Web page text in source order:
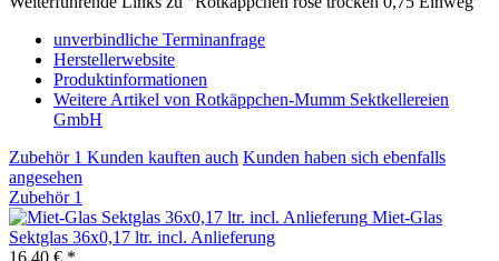
unverbindliche Terminanfrage
Herstellerwebsite
Produktinformationen
Weitere Artikel von Rotkäppchen-Mumm Sektkellereien
GmbH
Zubehör 1 Kunden kauften auch Kunden haben sich ebenfalls
angesehen
Zubehör 1
Miet-Glas
Sektglas 36x0,17 ltr. incl. Anlieferung
16,40 € *